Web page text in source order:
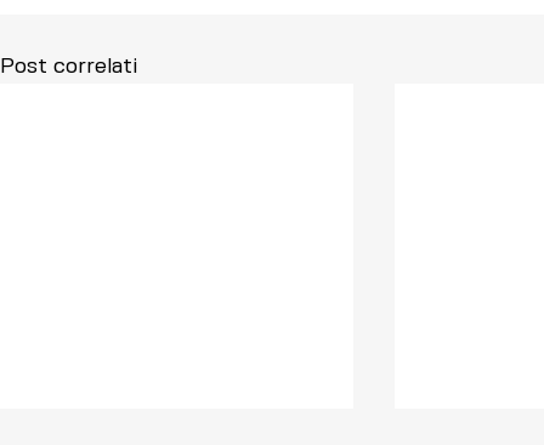
Post correlati